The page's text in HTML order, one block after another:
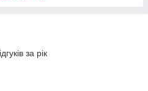
за рік